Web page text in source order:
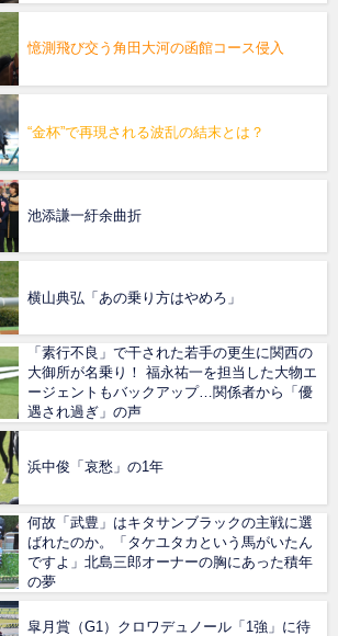
憶測飛び交う角田大河の函館コース侵入
“金杯”で再現される波乱の結末とは？
池添謙一紆余曲折
横山典弘「あの乗り方はやめろ」
「素行不良」で干された若手の更生に関西の
大御所が名乗り！ 福永祐一を担当した大物エ
ージェントもバックアップ…関係者から「優
遇され過ぎ」の声
浜中俊「哀愁」の1年
何故「武豊」はキタサンブラックの主戦に選
ばれたのか。「タケユタカという馬がいたん
ですよ」北島三郎オーナーの胸にあった積年
の夢
皐月賞（G1）クロワデュノール「1強」に待